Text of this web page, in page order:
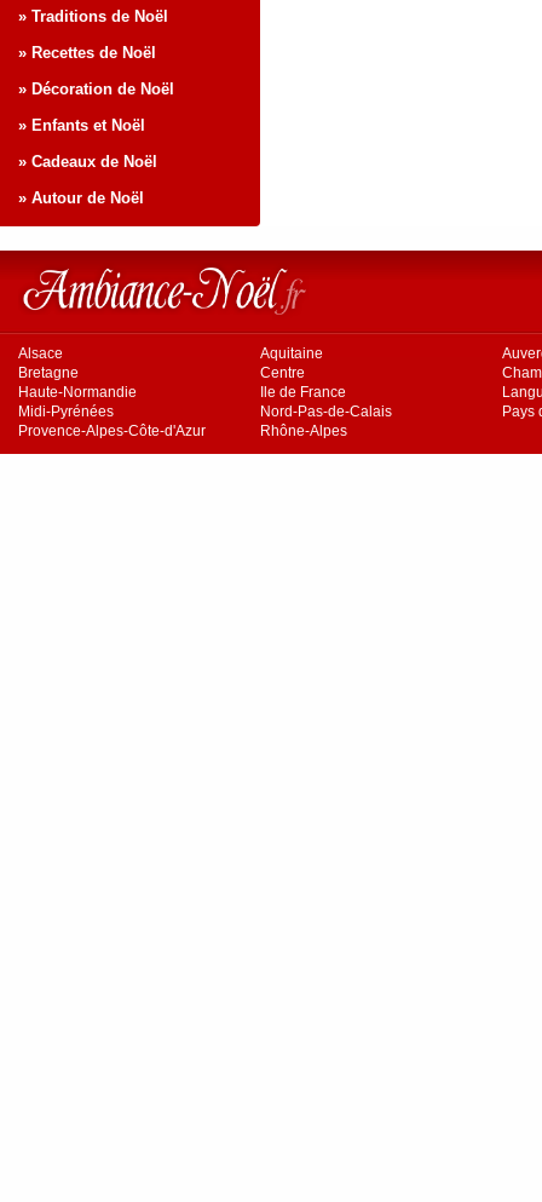
» Traditions de Noël
» Recettes de Noël
» Décoration de Noël
» Enfants et Noël
» Cadeaux de Noël
» Autour de Noël
Alsace Aquitaine
Bretagne
Centre
Haute-Normandie
Ile de France
Midi-Pyrénées
Nord-Pas-de-Calais
Pays
Provence-Alpes-Côte-d'Azur
Rhône-Alpes